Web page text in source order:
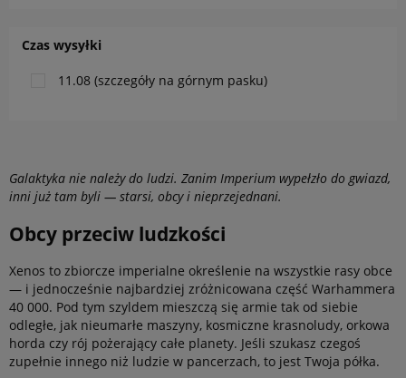
Czas wysyłki
11.08 (szczegóły na górnym pasku)
Galaktyka nie należy do ludzi. Zanim Imperium wypełzło do gwiazd,
inni już tam byli — starsi, obcy i nieprzejednani.
Obcy przeciw ludzkości
Xenos to zbiorcze imperialne określenie na wszystkie rasy obce
— i jednocześnie najbardziej zróżnicowana część Warhammera
40 000. Pod tym szyldem mieszczą się armie tak od siebie
odległe, jak nieumarłe maszyny, kosmiczne krasnoludy, orkowa
horda czy rój pożerający całe planety. Jeśli szukasz czegoś
zupełnie innego niż ludzie w pancerzach, to jest Twoja półka.